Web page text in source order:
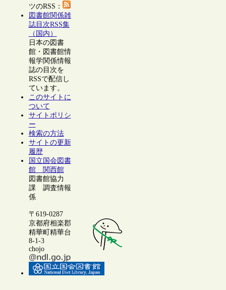
ツのRSS：
図書館関係雑
誌目次RSS集
（国内）
日本の図書
館・図書館情
報学関係情報
誌の目次を
RSSで配信し
ています。
このサイトに
ついて
サイトポリシ
ー
検索の方法
サイトの更新
履歴
国立国会図書
館 関西館
図書館協力
課 調査情報
係
〒619-0287
京都府相楽郡
精華町精華台
8-1-3
chojo